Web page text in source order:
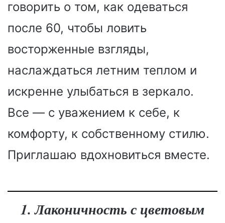
говорить о том, как одеваться
после 60, чтобы ловить
восторженные взгляды,
наслаждаться летним теплом и
искренне улыбаться в зеркало.
Все — с уважением к себе, к
комфорту, к собственному стилю.
Приглашаю вдохновиться вместе.
1. Лаконичность с цветовым